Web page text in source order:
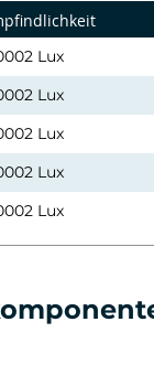
Lux
Lux
Lux
Lux
Lux